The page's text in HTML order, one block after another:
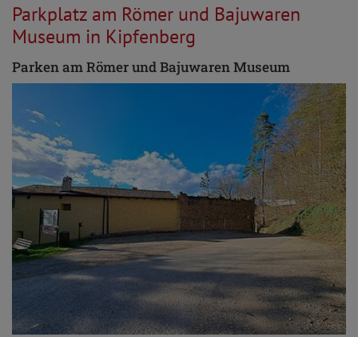
Parkplatz am Römer und Bajuwaren
Museum in Kipfenberg
Parken am Römer und Bajuwaren Museum